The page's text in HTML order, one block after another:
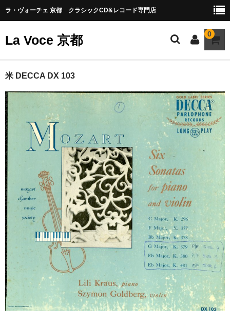
ラ・ヴォーチェ 京都 クラシックCD&レコード専門店
La Voce 京都 0
CATALOG LP
New arrival
交響曲・管弦楽曲
協奏曲
器楽曲
声楽曲
合唱
オペラ
歌曲
古楽曲
CD&BOOK
米 DECCA DX 103